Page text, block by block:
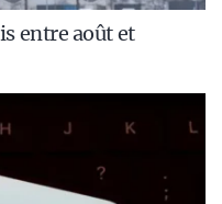
entre août et